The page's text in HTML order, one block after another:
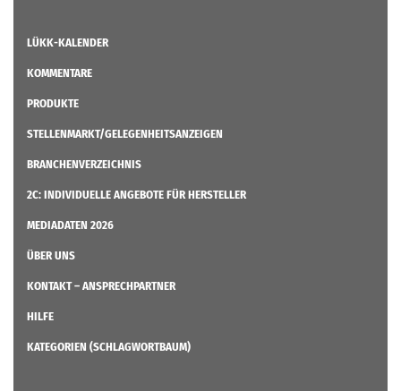
LÜKK-KALENDER
KOMMENTARE
PRODUKTE
STELLENMARKT/GELEGENHEITSANZEIGEN
BRANCHENVERZEICHNIS
2C: INDIVIDUELLE ANGEBOTE FÜR HERSTELLER
MEDIADATEN 2026
ÜBER UNS
KONTAKT – ANSPRECHPARTNER
HILFE
KATEGORIEN (SCHLAGWORTBAUM)